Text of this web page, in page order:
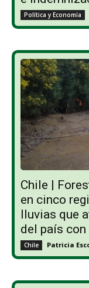
Política y Economía
Chile |
en cinco
lluvias que
del país
Chile Patricia